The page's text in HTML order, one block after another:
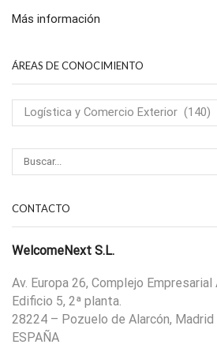
Más información
ÁREAS DE CONOCIMIENTO
Logística y Comercio Exterior (140)
CONTACTO
WelcomeNext S.L.
Av. Europa 26, Complejo Empresarial
Edificio 5, 2ª planta.
28224 – Pozuelo de Alarcón, Madrid
ESPAÑA